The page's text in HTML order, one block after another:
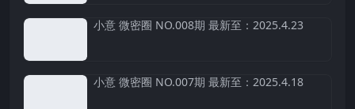
小意 微密圈 NO.008期 最新至：2025.4.23
小意 微密圈 NO.007期 最新至：2025.4.18